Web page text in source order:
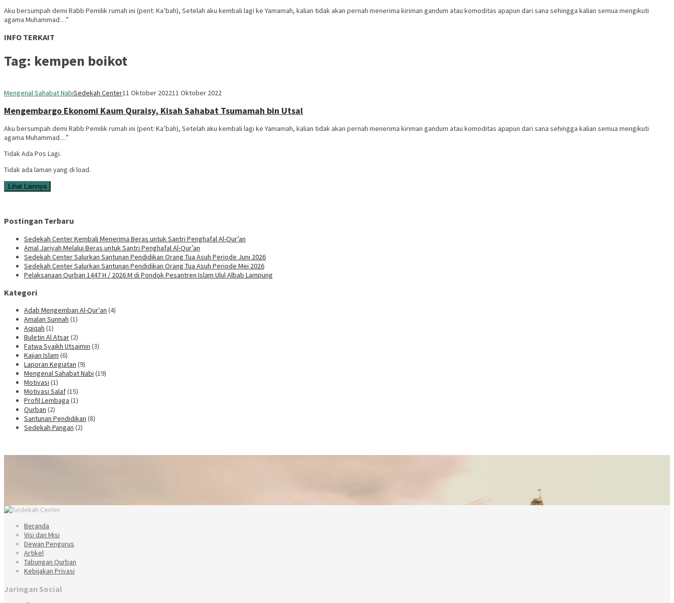
Aku bersumpah demi Rabb Pemilik rumah ini (pent: Ka’bah), Setelah aku kembali lagi ke Yamamah, kalian tidak akan pernah menerima kiriman gandum atau komoditas apapun dari sana sehingga kalian semua mengikuti
agama Muhammad…”
INFO TERKAIT
Tag: kempen boikot
Mengenal Sahabat NabiSedekah Center11 Oktober 202211 Oktober 2022
Mengembargo Ekonomi Kaum Quraisy, Kisah Sahabat Tsumamah bin Utsal
Aku bersumpah demi Rabb Pemilik rumah ini (pent: Ka’bah), Setelah aku kembali lagi ke Yamamah, kalian tidak akan pernah menerima kiriman gandum atau komoditas apapun dari sana sehingga kalian semua mengikuti
agama Muhammad…”
Tidak Ada Pos Lagi.
Tidak ada laman yang di load.
Lihat Lainnya
Postingan Terbaru
Sedekah Center Kembali Menerima Beras untuk Santri Penghafal Al-Qur’an
Amal Jariyah Melalui Beras untuk Santri Penghafal Al-Qur’an
Sedekah Center Salurkan Santunan Pendidikan Orang Tua Asuh Periode Juni 2026
Sedekah Center Salurkan Santunan Pendidikan Orang Tua Asuh Periode Mei 2026
Pelaksanaan Qurban 1447 H / 2026 M di Pondok Pesantren Islam Ulul Albab Lampung
Kategori
Adab Mengemban Al-Qur'an (4)
Amalan Sunnah (1)
Aqiqah (1)
Buletin Al Atsar(2)
Fatwa Syaikh Utsaimin (3)
Kajian Islam (6)
Laporan Kegiatan (9)
Mengenal Sahabat Nabi (19)
Motivasi (1)
Motivasi Salaf(15)
Profil Lembaga (1)
Qurban (2)
Santunan Pendidikan (8)
Sedekah Pangan (2)
Beranda
Visi dan Misi
Dewan Pengurus
Artikel
Tabungan Qurban
Kebijakan Privasi
Jaringan Social